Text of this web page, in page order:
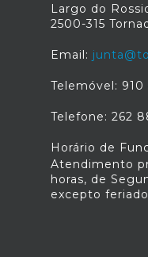
Largo do
2500-315
Email:
Telemóvel: 910
Telefone: 262
Horário de
Atendimento
horas, de
excepto